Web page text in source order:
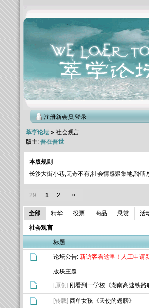
注册新会员 登录
萃学论坛» 社会观言
版主: 吾在吾世
本版规则
长沙大街小巷,无奇不有,社会情感聚集地,聆听
29 1 2 ››
全部 精华 投票 商品 悬赏 活
社会观言
标题
论坛公告: 新访客看这里！人工申请
版块主题
[原创 ] 刚看到一学校《湖南高速铁路
[转载] 西单女孩《天使的翅膀》